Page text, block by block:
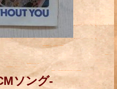
ソング-